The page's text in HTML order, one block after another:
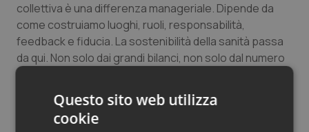
collettiva è una differenza manageriale. Dipende da
come costruiamo luoghi, ruoli, responsabilità,
feedback e fiducia. La sostenibilità della sanità passa
da qui. Non solo dai grandi bilanci, non solo dal numero
di teste, non solo dal contenimento dei costi. Certo, le
risorse sono decisive. Ma una sanità può consumare
valore anche quando riceve risorse, se non sa
governare le proprie interdipendenze. Troppo ordine
Questo sito web utilizza
cookie